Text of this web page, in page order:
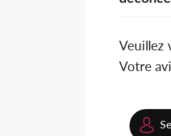
Veuillez
Votre